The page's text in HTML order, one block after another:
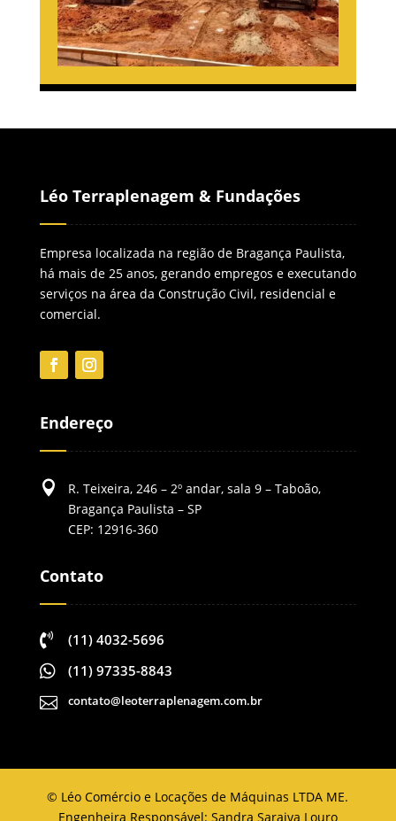
Léo Terraplenagem & Fundações
Empresa localizada na região de Bragança Paulista,
há mais de 25 anos, gerando empregos e executando
serviços na área da Construção Civil, residencial e
comercial.
Endereço

R. Teixeira, 246 – 2º andar, sala 9 – Taboão,
Bragança Paulista – SP
CEP: 12916-360
Contato
 (11) 4032-5696

(11) 97335-8843

contato@leoterraplenagem.com.br
© Léo Comércio e Locações de Máquinas LTDA ME.
Engenheira Responsável: Sandra Saraiva Louro